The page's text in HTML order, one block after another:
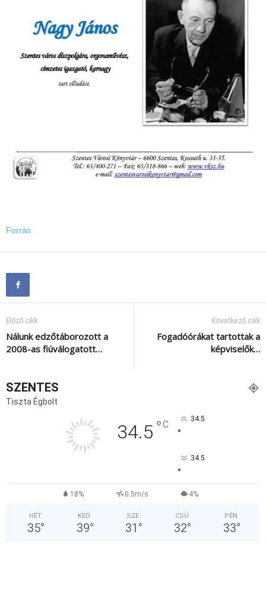
Forrás
Előző cikk
Nálunk edzőtáborozott a
2008-as fiúválogatott…
Következő cikk
Fogadóórákat tartottak a
képviselők…
SZENTES
Tiszta Égbolt
34.5 °C 34.5
°
34.5
°
18% 0.5m/s 4%
HÉT
35°
KED
39°
SZE
31 °
CSÜ
32°
PÉN
33°